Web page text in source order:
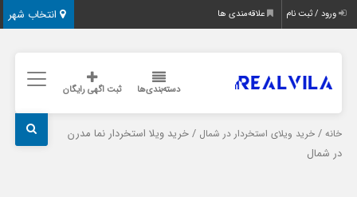
انتخاب شهر ورود / ثبت نام علاقه‌مندی ها
دسته‌بندی‌ها ثبت اگهی رایگان
خانه /خرید ویلای استخردار در شمال / خرید ویلا استخردار نما مدرن
در شمال